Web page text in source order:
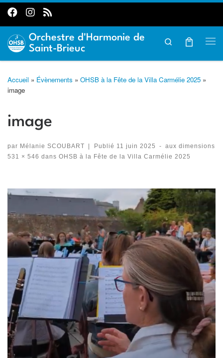
Passer au contenu
Orchestre d'Harmonie de
Saint-Brieuc
Search
Accueil » Évènements » OHSB à la Fête de la Villa Carmélie 2025 »
image
image
par Mélanie SCOUBART Publié 11 juin 2025 -
aux dimensions
531 × 546 dans OHSB à la Fête de la Villa Carmélie 2025